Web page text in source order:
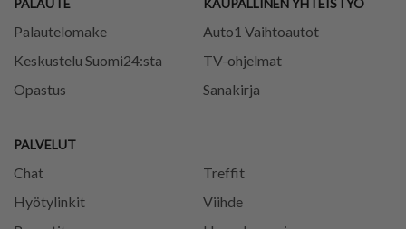
PALAUTE
Palautelomake
Keskustelu Suomi24:sta
Opastus
PALVELUT
Chat
Treffit
Hyötylinkit
Viihde
KAUPALLINEN YHTEISTYÖ
Auto1 Vaihtoautot
TV-ohjelmat
Sanakirja